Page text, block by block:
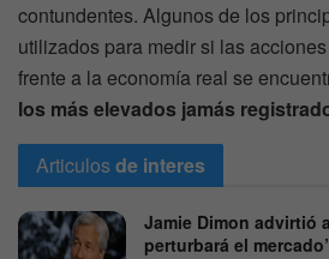
contundentes. Algunos de los
utilizados para medir si las
frente a la economía real se
los más elevados jamás
Articulosde interes
Jamie Dimon advirtió
perturbará el